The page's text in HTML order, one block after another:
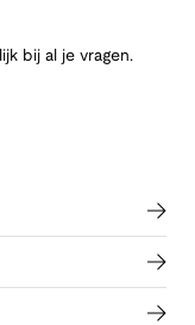
bij al je vragen.